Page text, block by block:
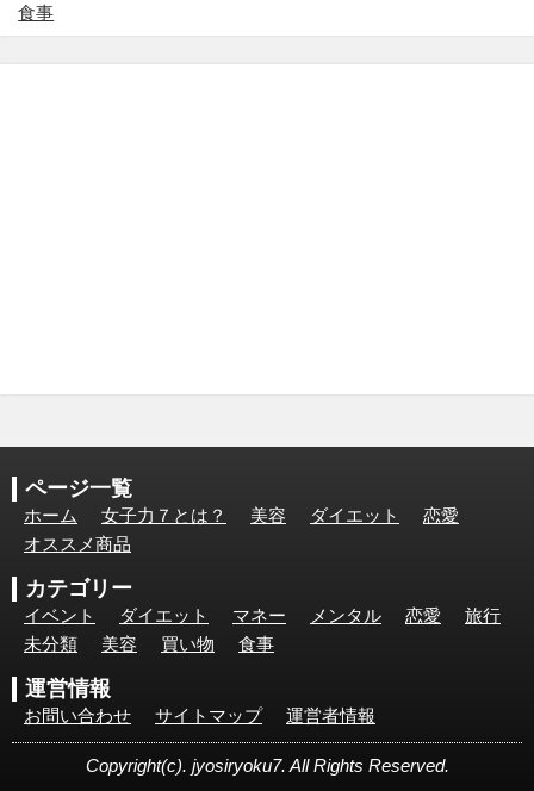
食事
ページ一覧
ホーム 女子力７とは？ 美容 ダイエット
恋愛
オススメ商品
カテゴリー
イベント ダイエット マネー メンタル 恋愛
旅行
未分類
美容 買い物 食事
運営情報
お問い合わせ サイトマップ 運営者情報
Copyright(c). jyosiryoku7. All Rights Reserved.